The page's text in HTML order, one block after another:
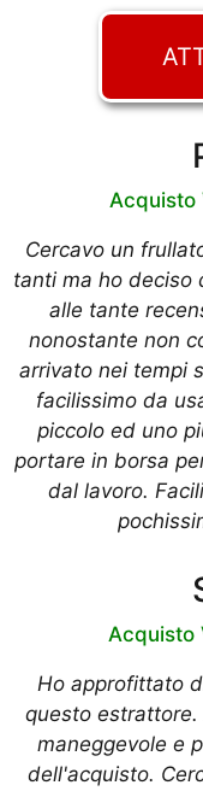
Acquisto
Cercavo un
tanti ma ho deciso
alle tante
nonostante non
arrivato nei tempi
facilissimo da
piccolo ed uno
portare in borsa
dal lavoro.
Acquisto
Ho approfittato
questo
maneggevole e
dell'acquisto.